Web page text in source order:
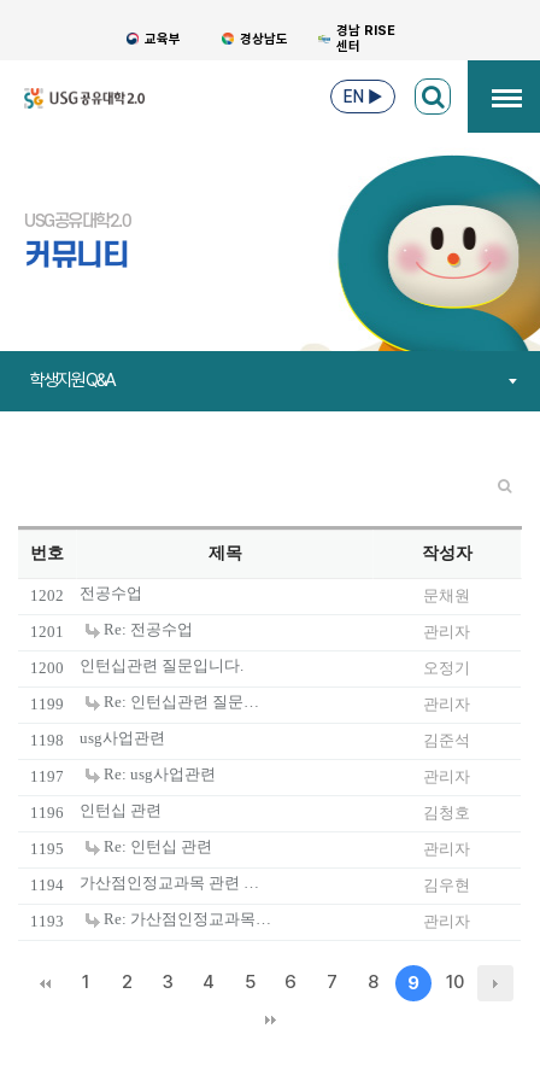
교육부 경상남도
경남 RISE
센터
EN ▶
USG공유대학2.0
커뮤니티
학생지원 Q&A
번호 제목 작성자
1202 전공수업
문채원
1201
Re: 전공수업
관리자
1200
인턴십관련 질문입니다.
오정기
1199
Re: 인턴십관련 질문입니다.
관리자
1198
usg사업관련
김준석
1197
Re: usg사업관련
관리자
1196
인턴십 관련
김청호
1195
Re: 인턴십 관련
관리자
1194
가산점인정교과목 관련 질문
김우현
1193
Re: 가산점인정교과목 관련 질문 관리자
1 2 3 4 5 6 7 8 9 10